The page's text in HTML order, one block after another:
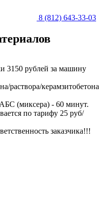
8 (812) 643-33-03
3150 рублей за машину
раствора/керамзитобетона
АБС (миксера) - 60 минут.
по тарифу 25 руб/
заказчика!!!